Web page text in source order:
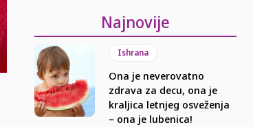
Najnovije
Ishrana
Ona je neverovatno
zdrava za decu, ona je
kraljica letnjeg osveženja
– ona je lubenica!